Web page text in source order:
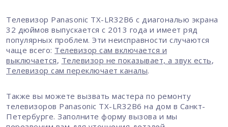
Телевизор Panasonic TX-LR32B6 с диагональю экрана
32 дюймов выпускается с 2013 года и имеет ряд
популярных проблем. Эти неисправности случаются
чаще всего: Телевизор сам включается и
выключается, Телевизор не показывает, а звук есть,
Телевизор сам переключает каналы.
Также вы можете вызвать мастера по ремонту
телевизоров Panasonic TX-LR32B6 на дом в Санкт-
Петербурге. Заполните форму вызова и мы